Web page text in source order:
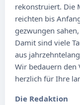
rekonstruiert. Die
reichten bis
gezwungen
Damit sind viele
aus
Wir bedauern den
herzlich für Ihre
Die Redaktion